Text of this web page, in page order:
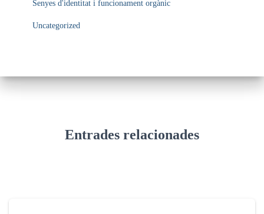
Senyes d'identitat i funcionament orgànic
Uncategorized
Entrades relacionades